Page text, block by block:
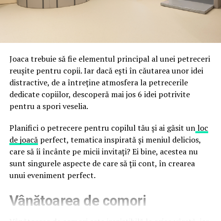
împreună, nu în tensiune una cu cealaltă, pe toată
durata de viață a amenajării, indiferent de câte sezoane
Directoratul Național de Securitate Cibernetică (DNSC)
financiare. Instituția recomandă verificarea atentă a
sursei mesajelor și raportarea incidentelor la numărul
unic 1911.
Campaniile identificate în ultimele săptămâni folosesc
false de streaming, coduri QR malițioase și mesaje care
promit bilete, rambursări, premii sau acces gratuit la
meciuri. FBI a emis în luna mai un avertisment privind
site-urile care clonează platforma oficială prin
modificări minore ale denumirii domeniului, precum
a colecta date personale și bancare.
Joaca trebuie să fie elementul principal al unei petreceri
reușite pentru copii. Iar dacă ești în căutarea unor idei
distractive, de a întreține atmosfera la petrecerile
dedicate copiilor, descoperă mai jos 6 idei potrivite
pentru a spori veselia.
Planifici o petrecere pentru copilul tău și ai găsit unloc
de joacăperfect, tematica inspirată și meniul delicios,
care să îi încânte pe micii invitați? Ei bine, acestea nu
sunt singurele aspecte de care să ții cont, în crearea
unui eveniment perfect.
Vânătoarea de comori